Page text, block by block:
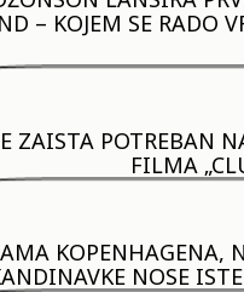
– KOJEM SE RADO
ZAISTA POTREBAN
FILMA
KOPENHAGENA,
NOSE